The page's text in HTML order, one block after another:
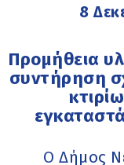
8
Προμήθεια
συντήρηση
Ο Δήμος